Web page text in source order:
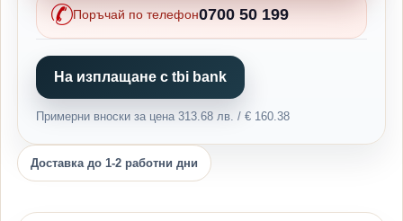
Поръчай по телефон0700 50 199
На изплащане с tbi bank
Примерни вноски за цена 313.68 лв. / € 160.38
Доставка до 1-2 работни дни